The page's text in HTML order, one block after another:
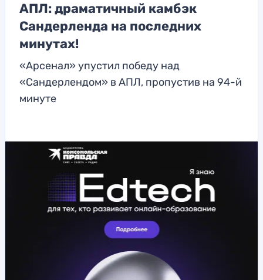
АПЛ: драматичный камбэк
Сандерленда на последних
минутах!
«Арсенал» упустил победу над
«Сандерлендом» в АПЛ, пропустив на 94-й
минуте